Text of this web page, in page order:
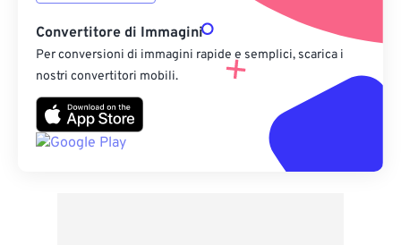
Convertitore di Immagini
Per conversioni di immagini rapide e semplici, scarica i
nostri convertitori mobili.